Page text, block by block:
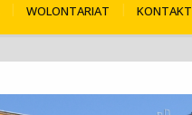
WOLONTARIAT KONTAKT